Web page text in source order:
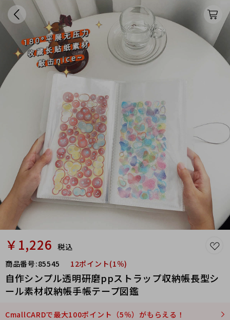
￥1,226 税込
商品番号:85545 12ポイント(1％)
自作シンプル透明研磨ppストラップ収納帳長型シ
ール素材収納帳手帳テープ図鑑
CmallCARDで最大100ポイント（5％）がもらえる！